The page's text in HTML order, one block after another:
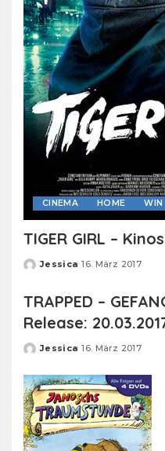
CINEMA HOME WIN
TIGER GIRL –
Posted
Jessica 16. März 2017
TRAPPED –
Release:
Posted
Jessica 16. März 2017